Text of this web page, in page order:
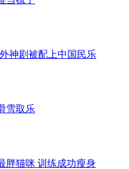
者 花炮节热闹非凡
神剧被配上中国民乐
雪取乐
胖猫咪 训练成功瘦身